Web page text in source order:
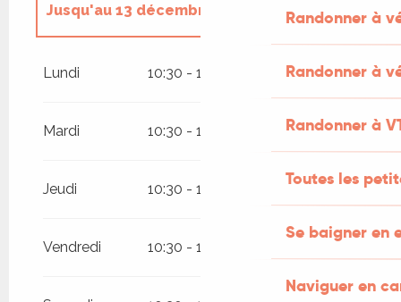
Randonner à
Randonner à
Randonner à
Toutes les
Se baigner en
Naviguer en
1 mars 2026
Jusqu'au 13 décembre 2026
Lundi 10:30 - 12:30 14:30 - 19:00
Mardi 10:30 - 12:30 14:30 - 19:00
Jeudi 10:30 - 12:30 14:30 - 19:00
Vendredi 10:30 - 12:30 14:30 - 19:00